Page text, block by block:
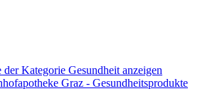
Kategorie Gesundheit anzeigen